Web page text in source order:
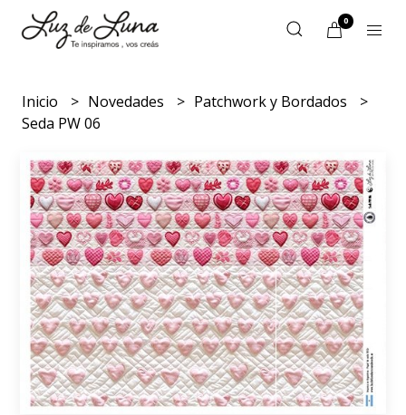
0
Inicio Novedades
Patchwork y Bordados
Seda PW 06